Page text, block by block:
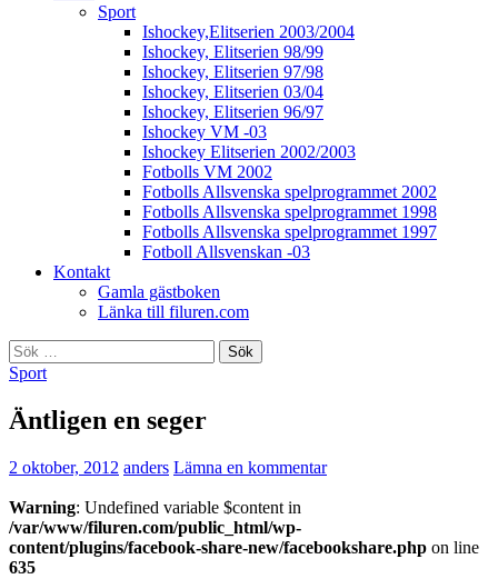
Sport
Ishockey,Elitserien 2003/2004
Ishockey, Elitserien 98/99
Ishockey, Elitserien 97/98
Ishockey, Elitserien 03/04
Ishockey, Elitserien 96/97
Ishockey VM -03
Ishockey Elitserien 2002/2003
Fotbolls VM 2002
Fotbolls Allsvenska spelprogrammet 2002
Fotbolls Allsvenska spelprogrammet 1998
Fotbolls Allsvenska spelprogrammet 1997
Fotboll Allsvenskan -03
Kontakt
Gamla gästboken
Länka till filuren.com
Sök
efter:
Sport
Äntligen en seger
2 oktober, 2012 anders Lämna en kommentar
Warning: Undefined variable $content in
/var/www/filuren.com/public_html/wp-
content/plugins/facebook-share-new/facebookshare.php on line
635